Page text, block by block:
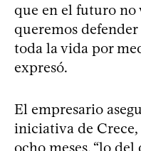
que en el futuro no
queremos
toda la vida por
expresó.
El empresario
iniciativa de
ocho meses, “lo